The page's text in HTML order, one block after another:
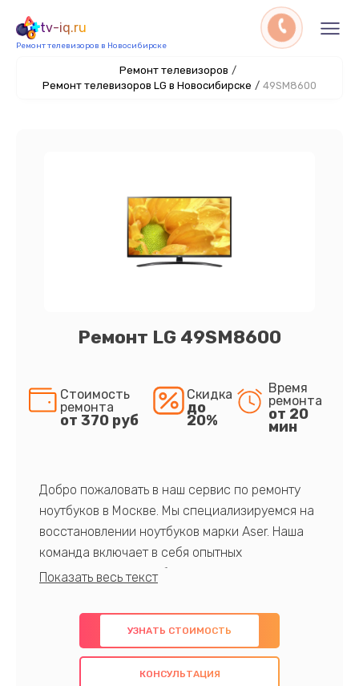
tv-iq.ru
Ремонт телевизоров в Новосибирске
Ремонт телевизоров /
Ремонт телевизоров LG в Новосибирске / 49SM8600
Ремонт LG 49SM8600
Стоимость
ремонта
от 370 руб
Скидка
до
20%
Время
ремонта
от 20
мин
Добро пожаловать в наш сервис по ремонту
ноутбуков в Москве. Мы специализируемся на
восстановлении ноутбуков марки Aser. Наша
команда включает в себя опытных
профессионалов с обширными знаниями и
предлагаем быстрый и качественный ремонт с
использованием оригинальных компонентов, а
также гарантируем качество всех
проведенных работ. Наша цель - предоставить
УЗНАТЬ СТОИМОСТЬ
КОНСУЛЬТАЦИЯ